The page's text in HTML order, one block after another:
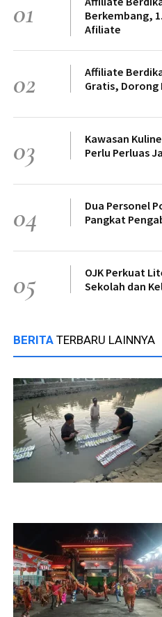
01
Berkembang,
Afiliate
02
Affiliate
Gratis, Dorong
03
Kawasan
Perlu Perluas
04
Dua Personel
Pangkat
05
OJK Perkuat
Sekolah dan
BERITA TERBARU LAINNYA